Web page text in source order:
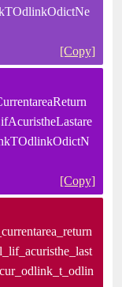
[Copy]
[Copy]